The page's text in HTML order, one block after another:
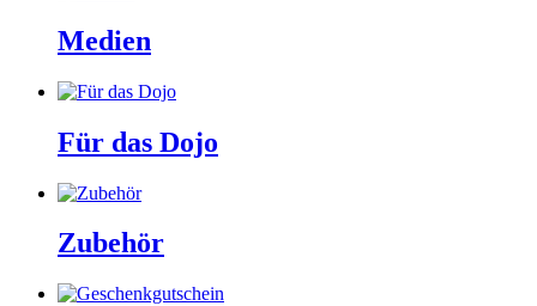
Medien
Für das Dojo
Zubehör